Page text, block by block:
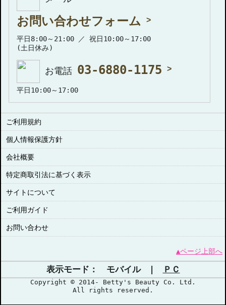
お問い合わせフォーム
平日8:00～21:00 ／ 祝日10:00～17:00
(土日休み)
お電話 03-6880-1175
平日10:00～17:00
ご利用規約
個人情報保護方針
会社概要
特定商取引法に基づく表示
サイトについて
ご利用ガイド
お問い合わせ
▲ページ上部へ
表示モード： モバイル | ＰＣ
Copyright © 2014- Betty's Beauty Co. Ltd.
All rights reserved.